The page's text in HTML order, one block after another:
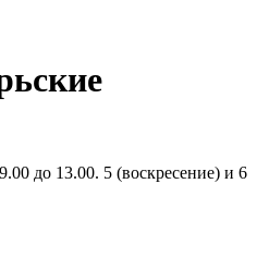
до 13.00. 5 (воскресение) и 6